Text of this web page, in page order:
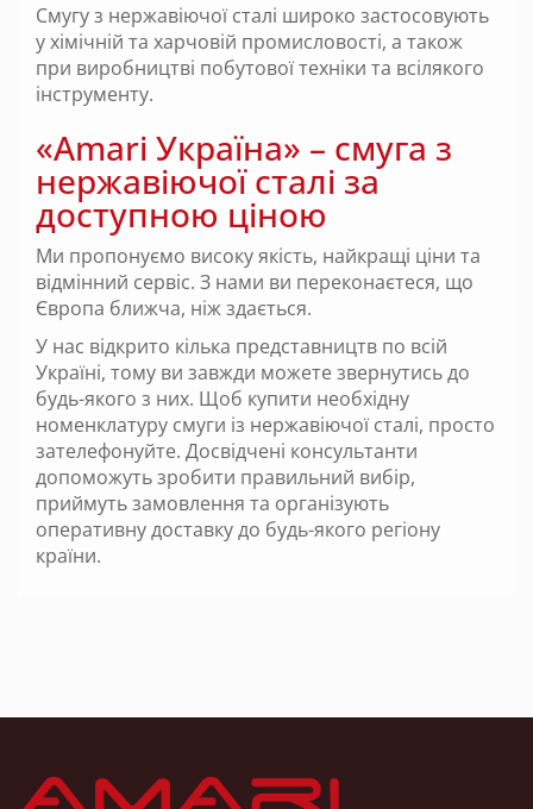
Смугу з нержавіючої сталі широко застосовують
у хімічній та харчовій промисловості, а також
при виробництві побутової техніки та всілякого
інструменту.
«Amari Україна» – смуга з
нержавіючої сталі за
доступною ціною
Ми пропонуємо високу якість, найкращі ціни та
відмінний сервіс. З нами ви переконаєтеся, що
Європа ближча, ніж здається.
У нас відкрито кілька представництв по всій
Україні, тому ви завжди можете звернутись до
будь-якого з них. Щоб купити необхідну
номенклатуру смуги із нержавіючої сталі, просто
зателефонуйте. Досвідчені консультанти
допоможуть зробити правильний вибір,
приймуть замовлення та організують
оперативну доставку до будь-якого регіону
країни.